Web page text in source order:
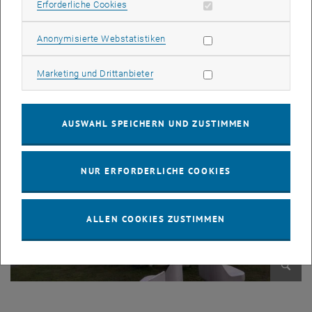
Bild
Erforderliche Cookies Erforderliche Cookies zulassen
Anonymisierte WebstatistikenStatistik Cookies zulassen
Marketing und DrittanbieterMarketing Cookies zulassen
AUSWAHL SPEICHERN UND ZUSTIMMEN
NUR ERFORDERLICHE COOKIES
ALLEN COOKIES ZUSTIMMEN